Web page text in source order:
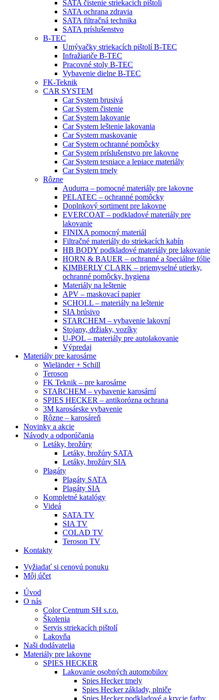
SATA čistenie striekacích pištolí
SATA ochrana zdravia
SATA filtračná technika
SATA príslušenstvo
B-TEC
Umývačky striekacích pištolí B-TEC
Infražiariče B-TEC
Pracovné stoly B-TEC
Vybavenie dielne B-TEC
FK-Teknik
CAR SYSTEM
Car System brusivá
Car System čistenie
Car System lakovanie
Car System leštenie lakovania
Car System maskovanie
Car System ochranné pomôcky
Car System príslušenstvo pre lakovne
Car System tesniace a lepiace materiály
Car System tmely
Rôzne
Audurra – pomocné materiály pre lakovne
PELATEC – ochranné pomôcky
Doplnkový sortiment pre lakovne
EVERCOAT – podkladové materiály pre
lakovanie
FINIXA pomocný materiál
Filtračné materiály do striekacích kabín
HB BODY podkladové materiály pre lakovanie
HORN & BAUER – ochranné a špeciálne fólie
KIMBERLY CLARK – priemyselné utierky,
ochranné pomôcky, hygiena
Materiály na leštenie
APV – maskovací papier
SCHOLL – materiály na leštenie
SIA brúsivo
STARCHEM – vybavenie lakovní
Stojany, držiaky, vozíky
U-POL – materiály pre autolakovanie
Výpredaj
Materiály pre karosárne
Wieländer + Schill
Teroson
FK Teknik – pre karosárne
STARCHEM – vybavenie karosární
SPIES HECKER – antikorózna ochrana
3M karosárske vybavenie
Rôzne – karosáreň
Novinky a akcie
Návody a odporúčania
Letáky, brožúry
Letáky, brožúry SATA
Letáky, brožúry SIA
Plagáty
Plagáty SATA
Plagáty SIA
Kompletné katalógy
Videá
SATA TV
SIA TV
COLAD TV
Teroson TV
Kontakty
Vyžiadať si cenovú ponuku
Môj účet
Úvod
O nás
Color Centrum SH s.r.o.
Školenia
Servis striekacích pištolí
Lakovňa
Naši dodávatelia
Materiály pre lakovne
SPIES HECKER
Lakovanie osobných automobilov
Spies Hecker tmely
Spies Hecker základy, plniče
Spies Hecker podkladové a krycie farby